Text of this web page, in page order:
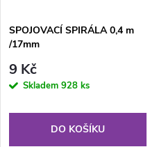
SPOJOVACÍ SPIRÁLA 0,4 m
/17mm
9 Kč
Skladem 928 ks
DO KOŠÍKU